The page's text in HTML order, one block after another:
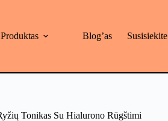
Produktas Blog’as Susisiekite
Tonikas Su Hialurono Rūgštimi